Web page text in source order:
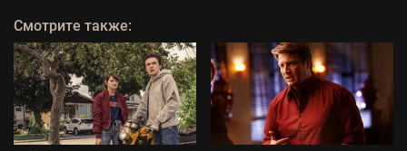
Смотрите также: